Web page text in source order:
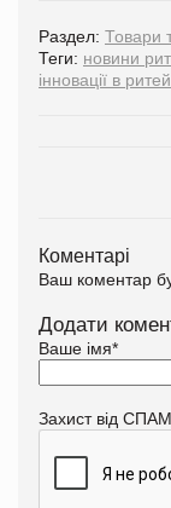
Раздел: Товари
Теги: новини
інновації в
Коментарі
Ваш коментар
Додати
Ваше імя*
Захист від СПАМ